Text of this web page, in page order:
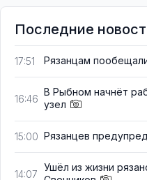
Последние
17:51 Рязанцам
16:46
В Рыбном начнёт
узел
15:00 Рязанцев
14:07
Ушёл из жизни